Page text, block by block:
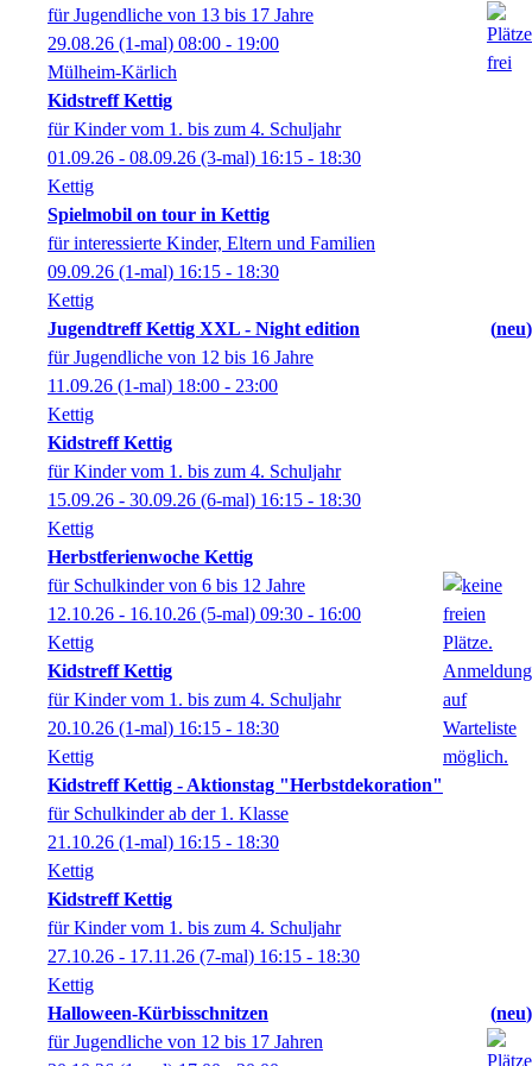
für Jugendliche von 13 bis 17 Jahre
29.08.26 (1-mal) 08:00 - 19:00
Mülheim-Kärlich
Kidstreff Kettig
für Kinder vom 1. bis zum 4. Schuljahr
01.09.26 - 08.09.26 (3-mal) 16:15 - 18:30
Kettig
Spielmobil on tour in Kettig
für interessierte Kinder, Eltern und Familien
09.09.26 (1-mal) 16:15 - 18:30
Kettig
Jugendtreff Kettig XXL - Night edition
neu
für Jugendliche von 12 bis 16 Jahre
11.09.26 (1-mal) 18:00 - 23:00
Kettig
Kidstreff Kettig
für Kinder vom 1. bis zum 4. Schuljahr
15.09.26 - 30.09.26 (6-mal) 16:15 - 18:30
Kettig
Herbstferienwoche Kettig
für Schulkinder von 6 bis 12 Jahre
12.10.26 - 16.10.26 (5-mal) 09:30 - 16:00
Kettig
Kidstreff Kettig
für Kinder vom 1. bis zum 4. Schuljahr
20.10.26 (1-mal) 16:15 - 18:30
Kettig
Kidstreff Kettig - Aktionstag "Herbstdekoration"
für Schulkinder ab der 1. Klasse
21.10.26 (1-mal) 16:15 - 18:30
Kettig
Kidstreff Kettig
für Kinder vom 1. bis zum 4. Schuljahr
27.10.26 - 17.11.26 (7-mal) 16:15 - 18:30
Kettig
Halloween-Kürbisschnitzen
neu
für Jugendliche von 12 bis 17 Jahren